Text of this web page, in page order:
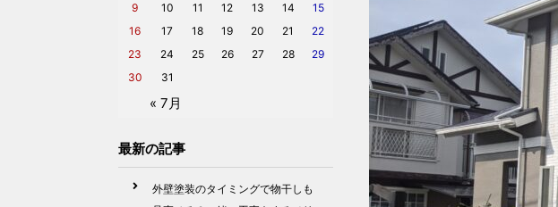
« 7月
9
10 11 12 13 14
15
16
17 18 19 20 21
22
23
24 25 26 27 28
29
30
31
最新の記事
外壁塗装のタイミングで物干しも